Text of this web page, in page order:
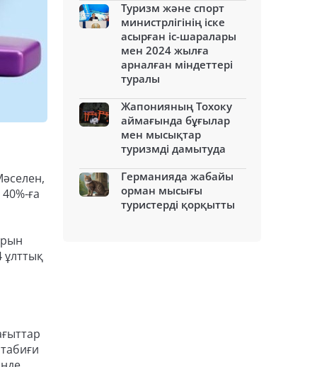
ға
ұлттық
Туризм және спорт
министрлігінің іске
асырған іс-шаралары
мен 2024 жылға
арналған міндеттері
туралы
Жапонияның Тохоку
аймағында бұғылар
мен мысықтар
туризмді дамытуда
Германияда жабайы
орман мысығы
туристерді қорқытты